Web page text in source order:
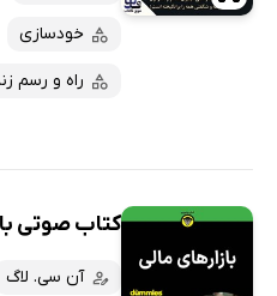
خودسازی
راه و رسم
کتاب صوتی
آن سی. لاگ